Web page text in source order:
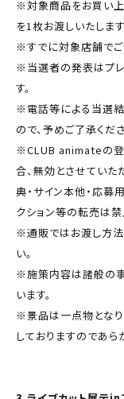
※対象商品をお買い上
を1枚お渡しいたします
※すでに対象店舗でご
※当選者の発表はプレ
す。
※電話等による当選
ので、予めご了承くださ
※CLUB animateの登
合、無効とさせていた
典・サイン本他・応募
クション等の転売は禁
※通販ではお渡し方法
い。
※施策内容は諸般の事
います。
※景品は一点物となり
しておりますのであら